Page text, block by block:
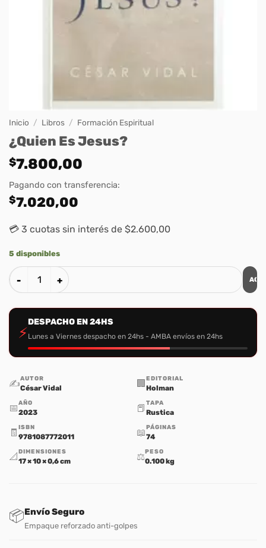
Inicio / Libros / Formación Espiritual
¿Quien Es Jesus?
$7.800,00
Pagando con transferencia:
$7.020,00
💳 3 cuotas sin interés de $2.600,00
5 disponibles
¿Quien Es Jesus? cantidad
⚡
DESPACHO EN 24HS
Lunes a Viernes despacho en 24hs - AMBA envíos en 24hs
✍️AUTOR
César Vidal 🏢 EDITORIAL
Holman
📅AÑO
2023 📕 TAPA
Rustica
🧾 ISBN
9781087772011 📖PÁGINAS
74
📐 DIMENSIONES
17 × 10 × 0,6 cm ⚖️PESO
0.100 kg
📦Envío Seguro
Empaque reforzado anti-golpes